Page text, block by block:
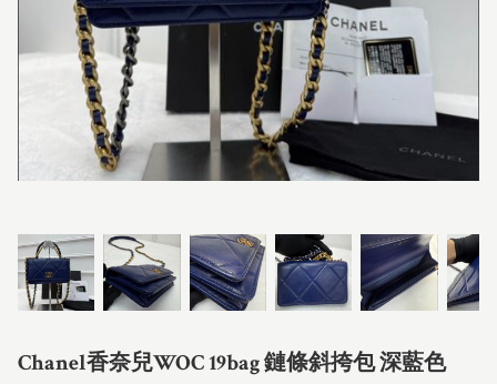
Chanel香奈兒WOC 19bag 鏈條斜挎包 深藍色